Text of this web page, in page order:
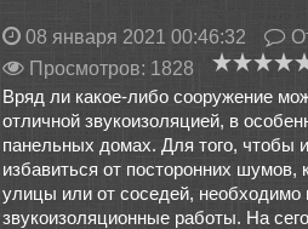
08 января 2021 00:46:32
Просмотров: 1828
Вряд ли какое-либо сооружение
отличной звукоизоляцией, в
панельных домах. Для того, чтобы
избавиться от посторонних шумов,
улицы или от соседей, необходимо
звукоизоляционные работы. На